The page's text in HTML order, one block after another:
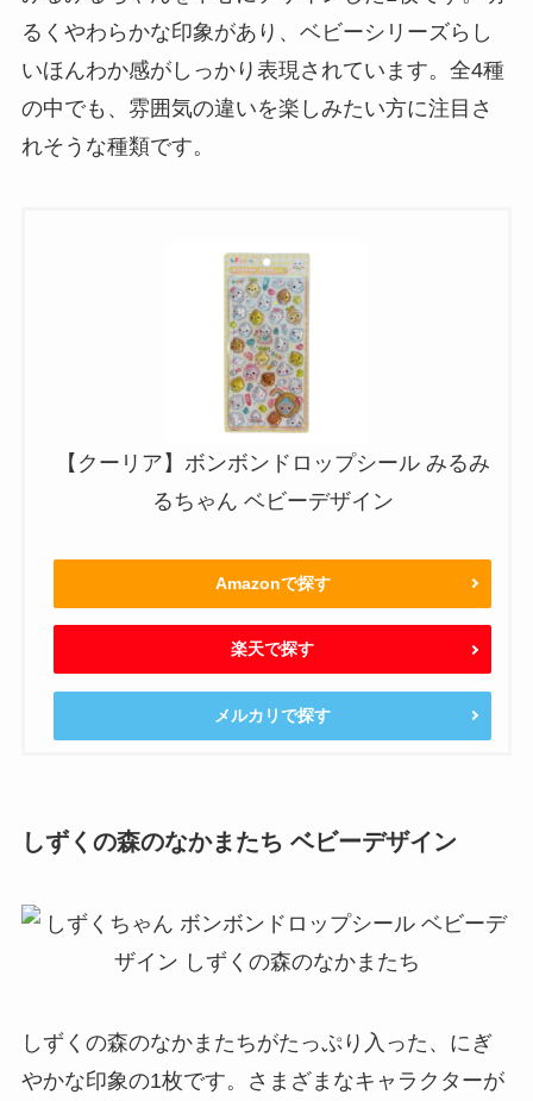
るくやわらかな印象があり、ベビーシリーズらし
いほんわか感がしっかり表現されています。全4種
の中でも、雰囲気の違いを楽しみたい方に注目さ
れそうな種類です。
【クーリア】ボンボンドロップシール みるみ
るちゃん ベビーデザイン
Amazonで探す
楽天で探す
メルカリで探す
しずくの森のなかまたち ベビーデザイン
しずくの森のなかまたちがたっぷり入った、にぎ
やかな印象の1枚です。さまざまなキャラクターが